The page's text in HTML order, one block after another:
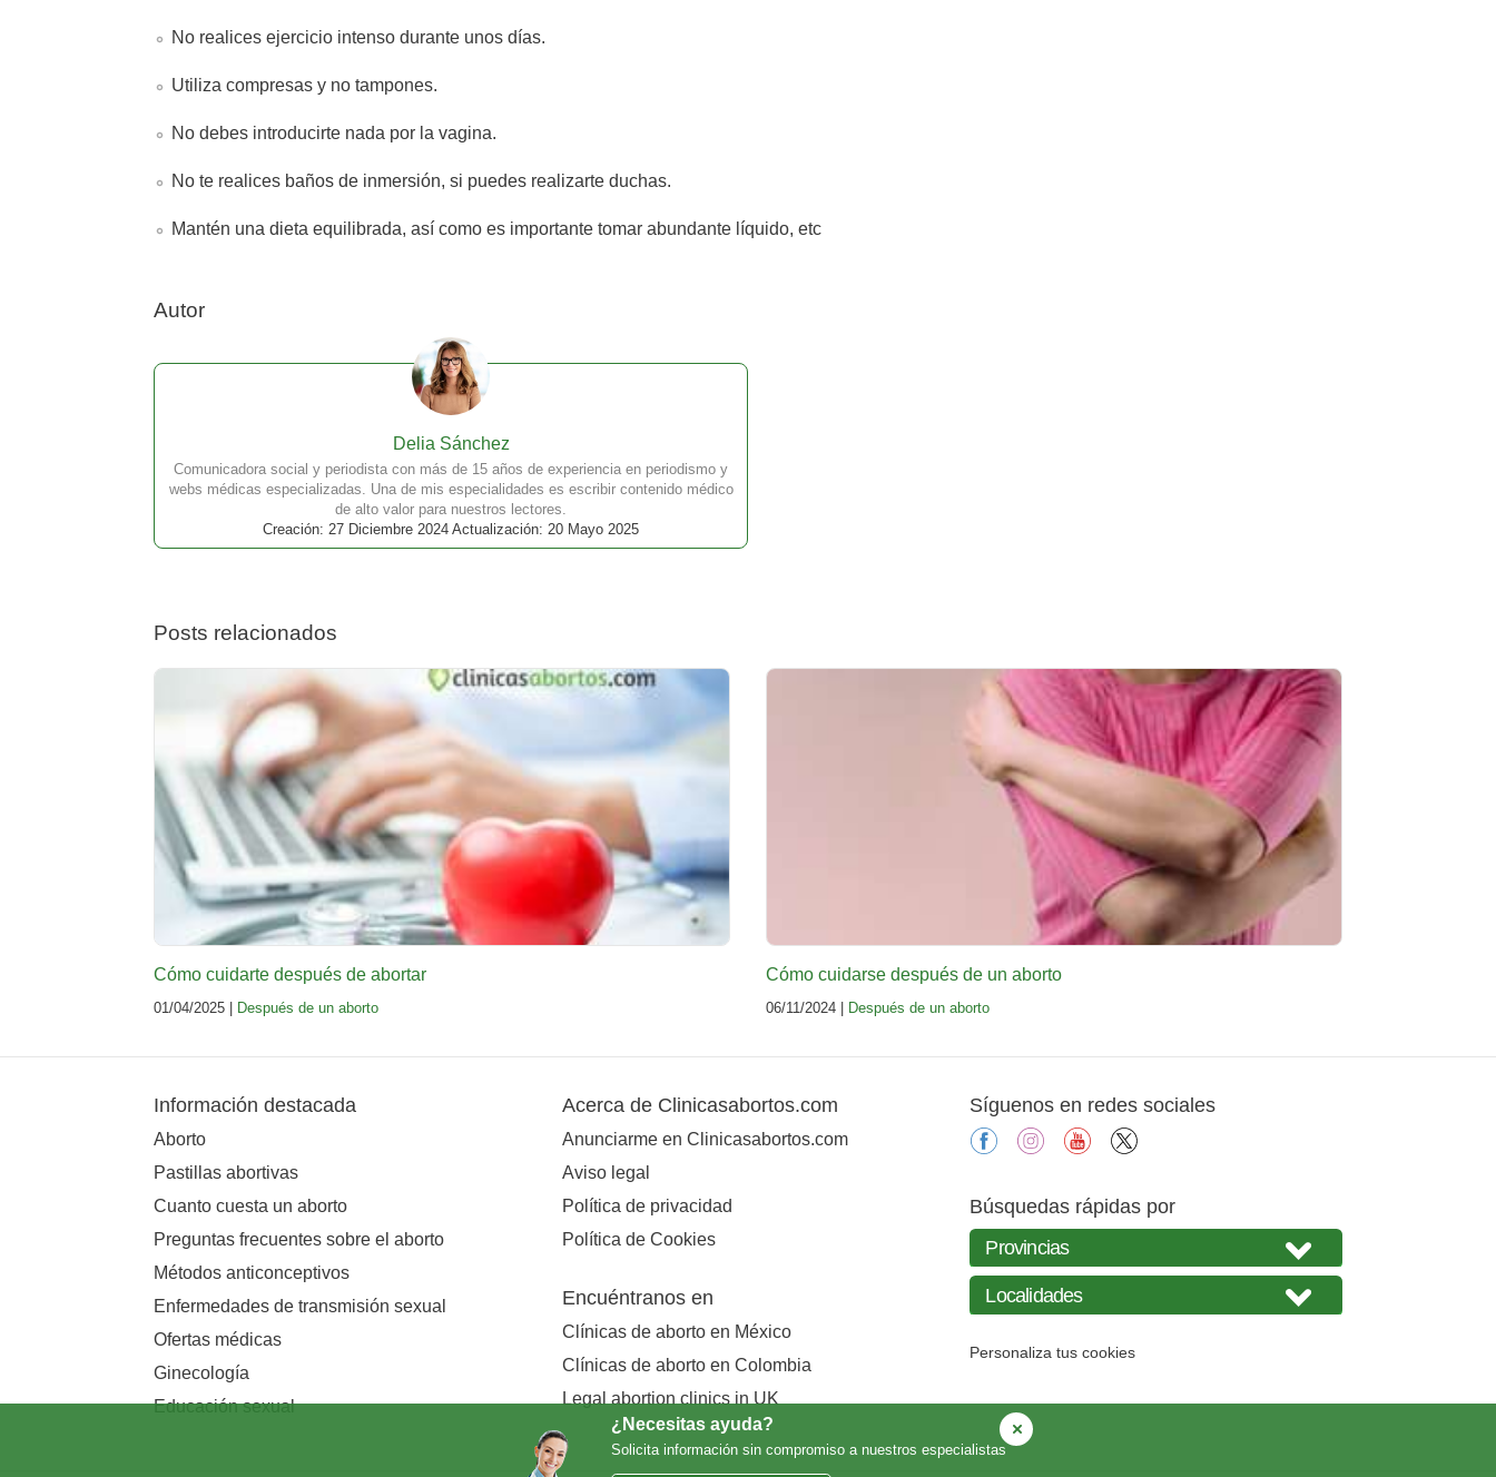
No realices ejercicio intenso durante unos días.
Utiliza compresas y no tampones.
No debes introducirte nada por la vagina.
No te realices baños de inmersión, si puedes realizarte duchas.
Mantén una dieta equilibrada, así como es importante tomar abundante líquido, etc
Autor
Delia Sánchez
Comunicadora social y periodista con más de 15 años de experiencia en periodismo y
webs médicas especializadas. Una de mis especialidades es escribir contenido médico
de alto valor para nuestros lectores.
Creación: 27 Diciembre 2024 Actualización: 20 Mayo 2025
Posts relacionados
Cómo cuidarte después de abortar
01/04/2025 | Después de un aborto
Cómo cuidarse después de un aborto
06/11/2024 | Después de un aborto
¿Necesitas ayuda?
Solicita información sin compromiso a nuestros especialistas
Información destacada
Aborto
Pastillas abortivas
Cuanto cuesta un aborto
Preguntas frecuentes sobre el aborto
Métodos anticonceptivos
Enfermedades de transmisión sexual
Ofertas médicas
Ginecología
Educación sexual
Acerca de Clinicasabortos.com
Anunciarme en Clinicasabortos.com
Aviso legal
Política de privacidad
Política de Cookies
Encuéntranos en
Clínicas de aborto en México
Clínicas de aborto en Colombia
Legal abortion clinics in UK
Síguenos en redes sociales
facebookinstagramyoutube
Búsquedas rápidas por
Personaliza tus cookies